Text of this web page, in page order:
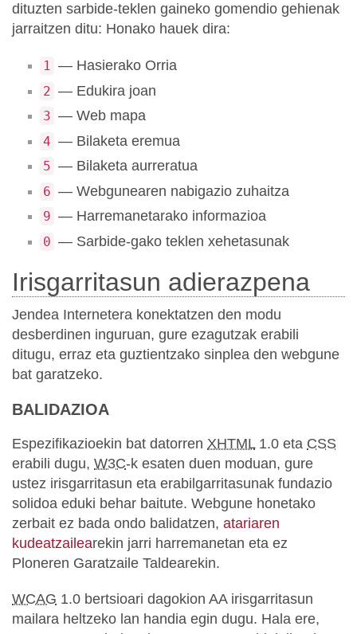
dituzten sarbide-teklen gaineko gomendio gehienak
jarraitzen ditu: Honako hauek dira:
1 — Hasierako Orria
2 — Edukira joan
3 — Web mapa
4 — Bilaketa eremua
5 — Bilaketa aurreratua
6 — Webgunearen nabigazio zuhaitza
9 — Harremanetarako informazioa
0 — Sarbide-gako teklen xehetasunak
Irisgarritasun adierazpena
Jendea Internetera konektatzen den modu
desberdinen inguruan, gure ezagutzak erabili
ditugu, erraz eta guztientzako sinplea den webgune
bat garatzeko.
BALIDAZIOA
Espezifikazioekin bat datorren XHTML1.0 eta CSS
erabili dugu, W3C-k esaten duen moduan, gure
ustez irisgarritasun eta erabilgarritasunak fundazio
solidoa eduki behar baitute. Webgune honetako
zerbait ez bada ondo balidatzen, atariaren
kudeatzailearekin jarri harremanetan eta ez
Ploneren Garatzaile Taldearekin.
WCAG 1.0 bertsioari dagokion AA irisgarritasun
mailara heltzeko lan handia egin dugu. Hala ere,